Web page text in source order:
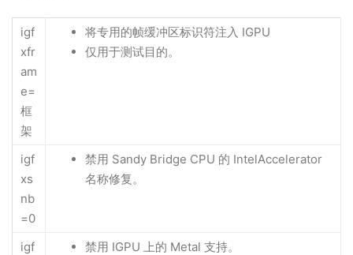
igf
xfr
am
e=
框
架
将专用的帧缓冲区标识符注入 IGPU
仅用于测试目的。
igf
xs
nb
=0
禁用 Sandy Bridge CPU 的 IntelAccelerator
名称修复。
igf
禁用 IGPU 上的 Metal 支持。